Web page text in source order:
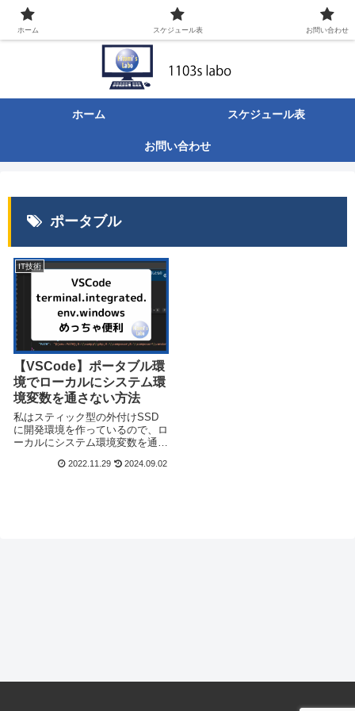
ITなんでも屋の日々のあれこれ。
ホーム スケジュール表
お問い合わせ
ポータブル
IT技術
【VSCode】ポータブル環
境でローカルにシステム環
境変数を通さない方法
私はスティック型の外付けSSD
に開発環境を作っているので、ロ
ーカルにシステム環境変数を通さ
てどのPCでもPHPやJavaが動く
2022.11.29 2024.09.02
ホーム スケジュール表 お問い合わせ